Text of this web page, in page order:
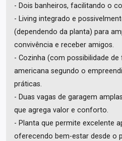
- Dois banheiros, facilitando o
- Living integrado e
(dependendo da planta) para
convivência e receber amigos.
- Cozinha (com possibilidade
americana segundo o
práticas.
- Duas vagas de garagem
que agrega valor e conforto.
- Planta que permite excelente
oferecendo bem-estar desde o